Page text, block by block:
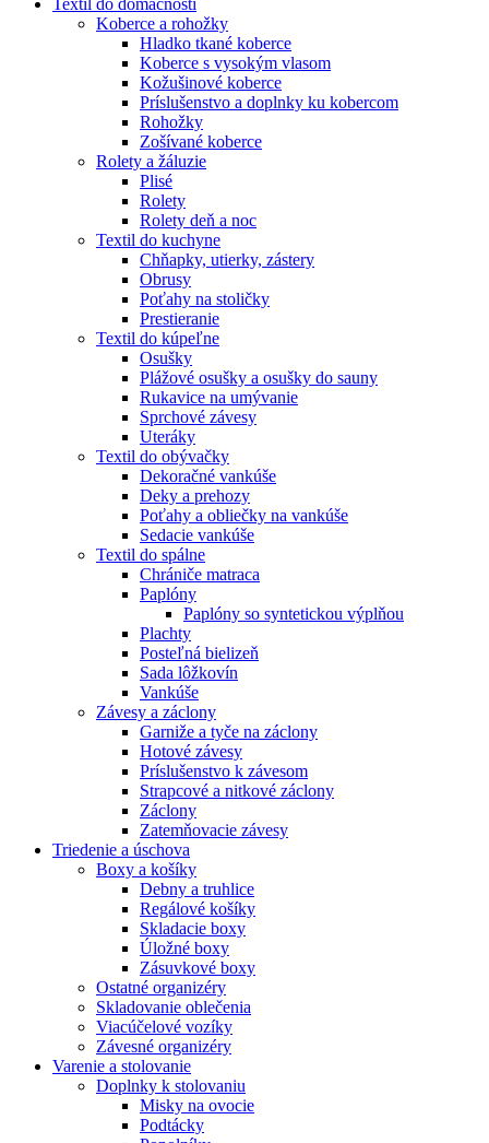
Koberce a rohožky
Hladko tkané koberce
Koberce s vysokým vlasom
Kožušinové koberce
Príslušenstvo a doplnky ku kobercom
Rohožky
Zošívané koberce
Rolety a žáluzie
Plisé
Rolety
Rolety deň a noc
Textil do kuchyne
Chňapky, utierky, zástery
Obrusy
Poťahy na stoličky
Prestieranie
Textil do kúpeľne
Osušky
Plážové osušky a osušky do sauny
Rukavice na umývanie
Sprchové závesy
Uteráky
Textil do obývačky
Dekoračné vankúše
Deky a prehozy
Poťahy a obliečky na vankúše
Sedacie vankúše
Textil do spálne
Chrániče matraca
Paplóny
Paplóny so syntetickou výplňou
Plachty
Posteľná bielizeň
Sada lôžkovín
Vankúše
Závesy a záclony
Garniže a tyče na záclony
Hotové závesy
Príslušenstvo k závesom
Strapcové a nitkové záclony
Záclony
Zatemňovacie závesy
Triedenie a úschova
Boxy a košíky
Debny a truhlice
Regálové košíky
Skladacie boxy
Úložné boxy
Zásuvkové boxy
Ostatné organizéry
Skladovanie oblečenia
Viacúčelové vozíky
Závesné organizéry
Varenie a stolovanie
Doplnky k stolovaniu
Misky na ovocie
Podtácky